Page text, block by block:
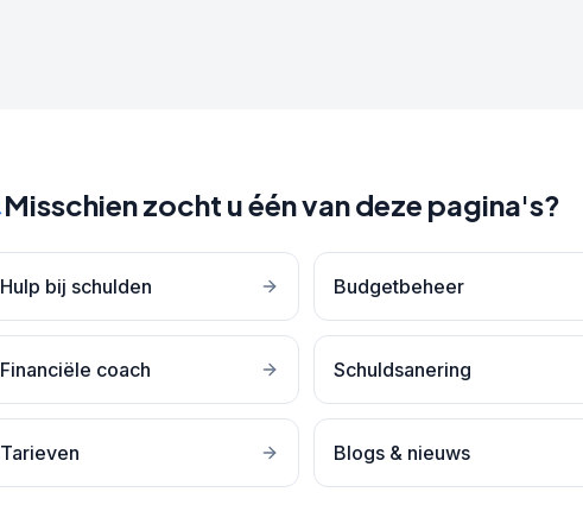
Misschien zocht u één van deze pagina's?
Hulp bij schulden Budgetbeheer
Financiële coach Schuldsanering
Tarieven Blogs & nieuws